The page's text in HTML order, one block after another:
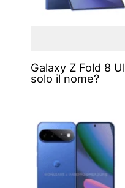
Galaxy Z Fold 8
solo il nome?